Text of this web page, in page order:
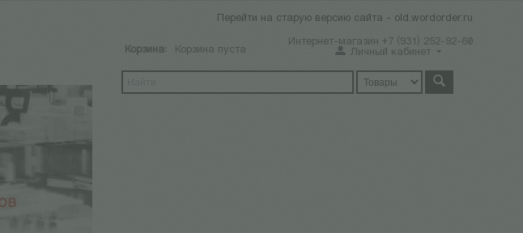
Перейти на старую версию сайта - old.wordorder.ru
Интернет-магазин +7 (931) 252-92-60
Корзина: Корзина пуста Личный кабинет